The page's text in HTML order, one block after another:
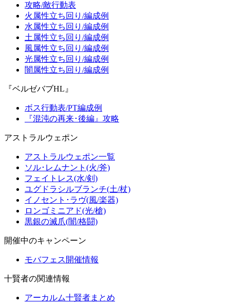
攻略/敵行動表
火属性立ち回り/編成例
水属性立ち回り/編成例
土属性立ち回り/編成例
風属性立ち回り/編成例
光属性立ち回り/編成例
闇属性立ち回り/編成例
『ベルゼバブHL』
ボス行動表/PT編成例
『混沌の再来･後編』攻略
アストラルウェポン
アストラルウェポン一覧
ソル･レムナント(火/斧)
フェイトレス(水/剣)
ユグドラシルブランチ(土/杖)
イノセント･ラヴ(風/楽器)
ロンゴミニアド(光/槍)
黒銀の滅爪(闇/格闘)
開催中のキャンペーン
モバフェス開催情報
十賢者の関連情報
アーカルム十賢者まとめ